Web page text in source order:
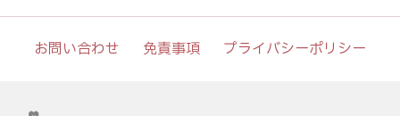
お問い合わせ 免責事項 プライバシーポリシー